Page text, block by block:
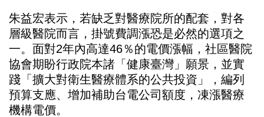
朱益宏表示，若缺乏對醫療院所的配套，對各
層級醫院而言，掛號費調漲恐是必然的選項之
一。面對2年內高達46％的電價漲幅，社區醫院
協會期盼行政院本諸「健康臺灣」願景，並實
踐「擴大對衛生醫療體系的公共投資」，編列
預算支應、增加補助台電公司額度，凍漲醫療
機構電價。